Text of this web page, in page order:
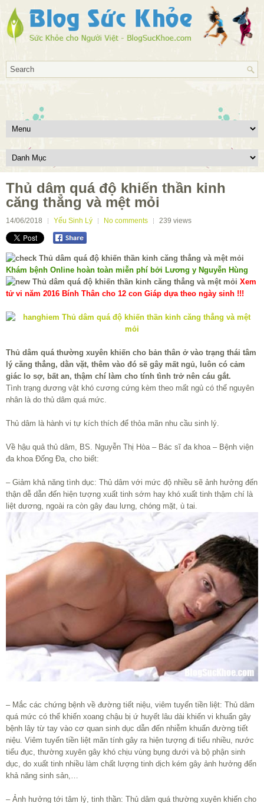
Thủ dâm quá độ khiến thần kinh
căng thẳng và mệt mỏi
14/06/2018 Yếu Sinh Lý No comments 239 views
Khám bệnh Online hoàn toàn miễn phí bởi Lương y Nguyễn Hùng
Xem
tử vi năm 2016 Bính Thân cho 12 con Giáp dựa theo ngày sinh !!!
Thủ dâm quá thường xuyên khiến cho bản thân ở vào trạng thái tâm
lý căng thẳng, dằn vặt, thêm vào đó sẽ gây mất ngủ, luôn có cảm
giác lo sợ, bất an, thậm chí làm cho tính tình trở nên cáu gắt.
Tình trạng dương vật khó cương cứng kèm theo mất ngủ có thể nguyên
nhân là do thủ dâm quá mức.
Thủ dâm là hành vi tự kích thích để thỏa mãn nhu cầu sinh lý.
Về hậu quả thủ dâm, BS. Nguyễn Thị Hòa – Bác sĩ đa khoa – Bệnh viện
đa khoa Đống Đa, cho biết:
– Giảm khả năng tình dục: Thủ dâm với mức độ nhiều sẽ ảnh hưởng đến
thận dễ dẫn đến hiện tượng xuất tinh sớm hay khó xuất tinh thậm chí là
liệt dương, ngoài ra còn gây đau lưng, chóng mặt, ù tai.
– Mắc các chứng bệnh về đường tiết niệu, viêm tuyến tiền liệt: Thủ dâm
quá mức có thể khiến xoang chậu bị ứ huyết lâu dài khiến vi khuẩn gây
bệnh lây từ tay vào cơ quan sinh dục dẫn đến nhiễm khuẩn đường tiết
niệu. Viêm tuyến tiền liệt mãn tính gây ra hiện tượng đi tiểu nhiều, nước
tiểu đục, thường xuyên gây khó chịu vùng bụng dưới và bộ phận sinh
dục, do xuất tinh nhiều làm chất lượng tinh dịch kém gây ảnh hưởng đến
khả năng sinh sản,…
– Ảnh hưởng tới tâm lý, tinh thần: Thủ dâm quá thường xuyên khiến cho